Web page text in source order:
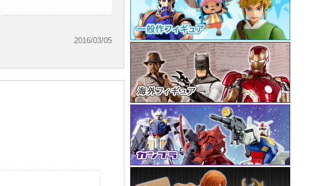
2016/03/05